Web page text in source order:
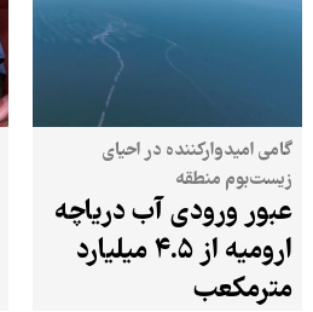
گامی امیدوارکننده در احیای
زیست‌بوم منطقه
عبور ورودی آب دریاچه
ارومیه از ۴.۵ میلیارد
مترمکعب